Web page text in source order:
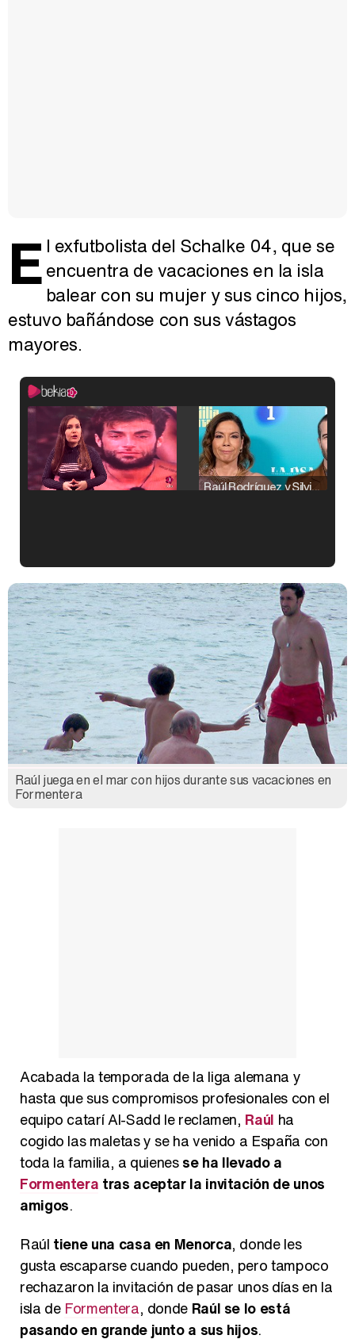
E l exfutbolista del Schalke 04, que se
encuentra de vacaciones en la isla
balear con su mujer y sus cinco hijos,
estuvo bañándose con sus vástagos
mayores.
Raúl Rodríguez y Silvia Taulés nos cuentan su papel en 'La familia de la tele'
Así se tomó Felipe VI que la Infanta Sofía no quisiera recibir formación militar
Raúl juega en el mar con hijos durante sus vacaciones en
Formentera
Acabada la temporada de la liga alemana y
hasta que sus compromisos profesionales con el
equipo catarí Al-Sadd le reclamen, Raúl ha
cogido las maletas y se ha venido a España con
toda la familia, a quienesse ha llevado a
Formentera tras aceptar la invitación de unos
amigos.
Raúl tiene una casa en Menorca, donde les
gusta escaparse cuando pueden, pero tampoco
rechazaron la invitación de pasar unos días en la
isla de Formentera, donde Raúl se lo está
pasando en grande junto a sus hijos.